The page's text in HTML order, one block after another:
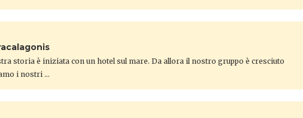
storia è iniziata con un hotel sul mare. Da allora il nostro gruppo è cresciuto
i nostri …